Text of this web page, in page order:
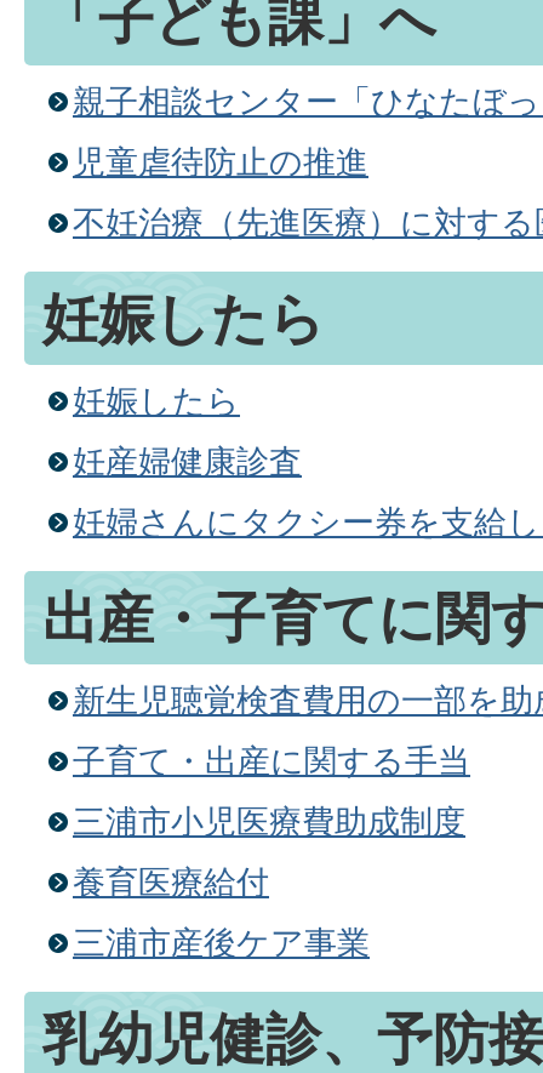
「子ども課」へ
親子相談センター「ひなたぼ
児童虐待防止の推進
不妊治療（先進医療）に対す
妊娠したら
妊娠したら
妊産婦健康診査
妊婦さんにタクシー券を支給
出産・子育てに関
新生児聴覚検査費用の一部を
子育て・出産に関する手当
三浦市小児医療費助成制度
養育医療給付
三浦市産後ケア事業
乳幼児健診、予防